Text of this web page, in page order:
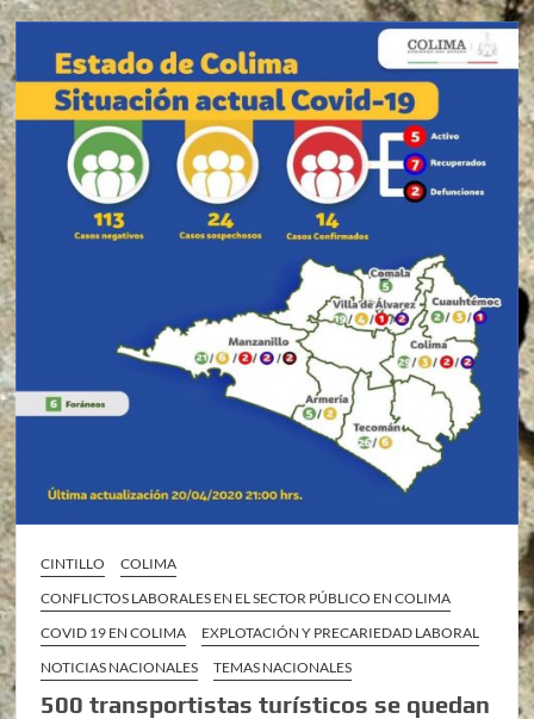
CINTILLO
COLIMA
CONFLICTOS LABORALES EN EL SECTOR PÚBLICO EN COLIMA
COVID 19 EN COLIMA
EXPLOTACIÓN Y PRECARIEDAD LABORAL
NOTICIAS NACIONALES
TEMAS NACIONALES
500 transportistas turísticos se quedan